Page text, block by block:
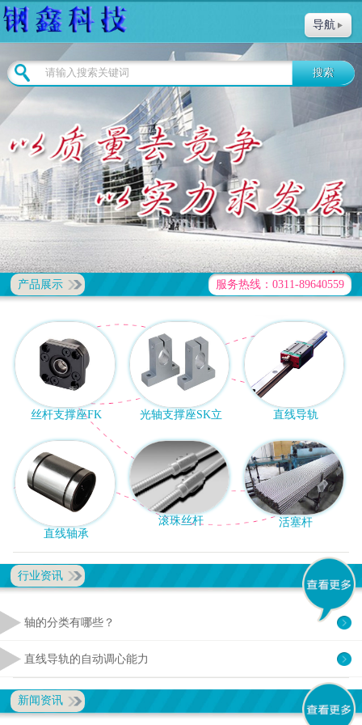
导航
产品展示 服务热线：0311-89640559
丝杆支撑座FK 光轴支撑座SK立 直线导轨
直线轴承
滚珠丝杆 活塞杆
行业资讯
轴的分类有哪些？
直线导轨的自动调心能力
新闻资讯